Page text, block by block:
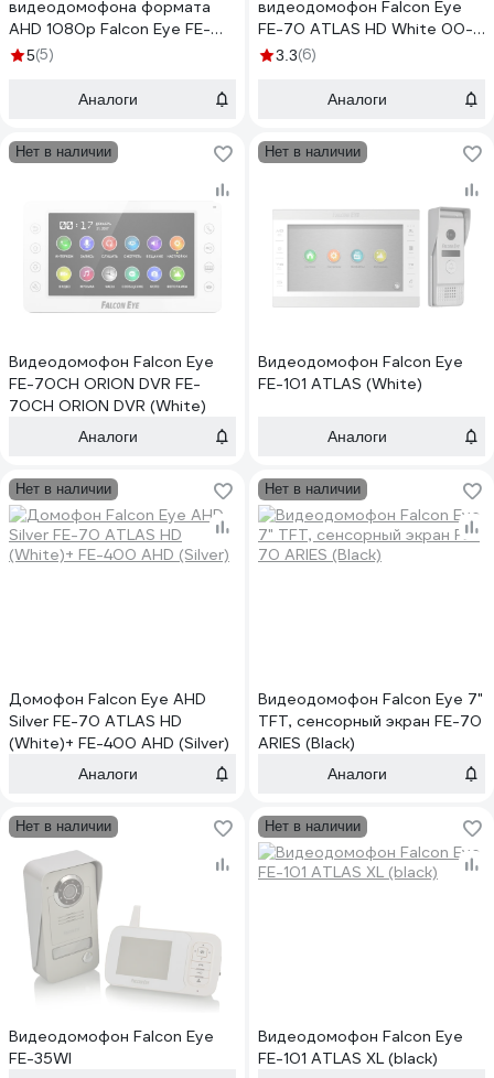
видеодомофона формата
AHD 1080p Falcon Eye FE-
305HD медь 00-00182795
5(5)
Аналоги
видеодомофон Falcon Eye
FE-70 ATLAS HD White 00-
00112685
3.3(6)
Аналоги
Нет в наличии
Видеодомофон Falcon Eye
FE-70CH ORION DVR FE-
70CH ORION DVR (White)
Аналоги
Нет в наличии
Видеодомофон Falcon Eye
FE-101 ATLAS (White)
Аналоги
Нет в наличии
Домофон Falcon Eye AHD
Silver FE-70 ATLAS HD
(White)+ FE-400 AHD (Silver)
Аналоги
Нет в наличии
Видеодомофон Falcon Eye 7"
TFT, сенсорный экран FE-70
ARIES (Black)
Аналоги
Нет в наличии
Видеодомофон Falcon Eye
FE-35WI
Нет в наличии
Видеодомофон Falcon Eye
FE-101 ATLAS XL (black)